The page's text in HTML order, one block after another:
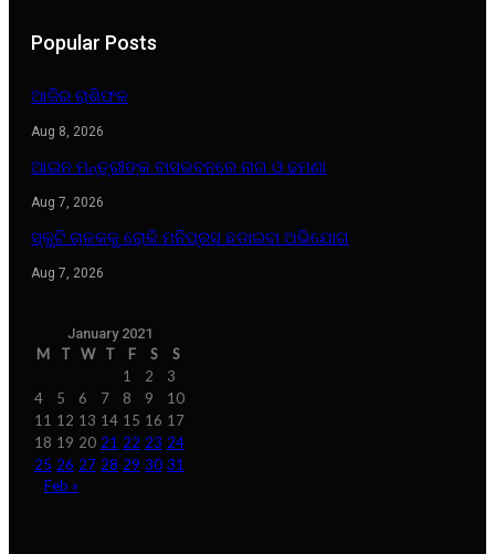
Popular Posts
ଆଜିର ରାଶିଫଳ
Aug 8, 2026
ଆଇନ ମନ୍ତ୍ରୀଙ୍କ ବାସଭବନରେ ନାଗ ଓ ଢମଣା
Aug 7, 2026
ସ୍କୁଟି ଚାଳକକୁ ରୋକି ମନିପ୍ରସ ଛଡାଇବା ଅଭିଯୋଗ
Aug 7, 2026
January 2021
M T W T F S
S
1
2
3
4
5 6 7 8 9
10
11 12 13 14 15 16 17
18 19 20 21 22 23 24
25 26 27 28 29 30 31
Feb »